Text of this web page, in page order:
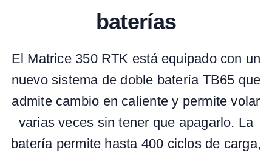
baterías
El Matrice 350 RTK está equipado con un
nuevo sistema de doble batería TB65 que
admite cambio en caliente y permite volar
varias veces sin tener que apagarlo. La
batería permite hasta 400 ciclos de carga,